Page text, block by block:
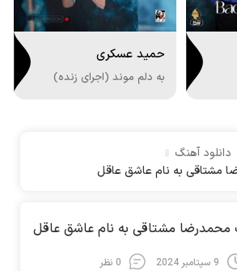
حمید عسکری
به دلم موند (اجرای زنده)
دانلود آهنگ
مشتاقی به نام عاشق عاقل
محمدرضا مشتاقی به نام عاشق عاقل
9 سپتامبر 2024 0 نظر